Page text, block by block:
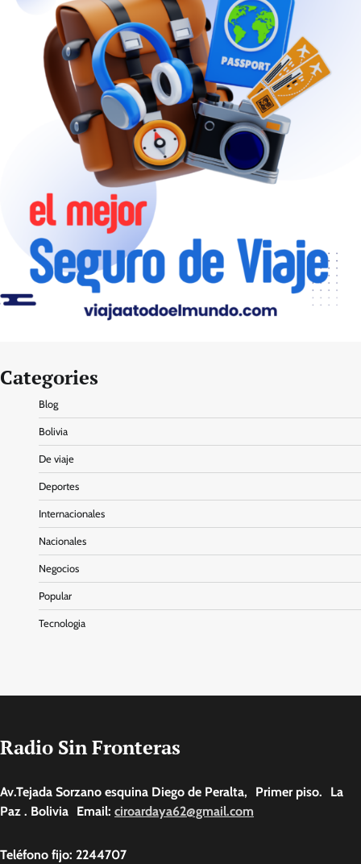
Categories
Blog
Bolivia
De viaje
Deportes
Internacionales
Nacionales
Negocios
Popular
Tecnologia
Radio Sin Fronteras
Av.Tejada Sorzano esquina Diego de Peralta, Primer piso. La
Paz . Bolivia Email: ciroardaya62@gmail.com
Teléfono fijo: 2244707